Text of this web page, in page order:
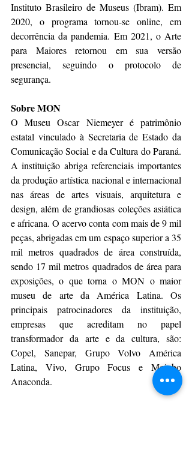
Instituto Brasileiro de Museus (Ibram). Em
2020, o programa tornou-se online, em
decorrência da pandemia. Em 2021, o Arte
para Maiores retornou em sua versão
presencial, seguindo o protocolo de
segurança.
Sobre MON
O Museu Oscar Niemeyer é patrimônio
estatal vinculado à Secretaria de Estado da
Comunicação Social e da Cultura do Paraná.
A instituição abriga referenciais importantes
da produção artística nacional e internacional
nas áreas de artes visuais, arquitetura e
design, além de grandiosas coleções asiática
e africana. O acervo conta com mais de 9 mil
peças, abrigadas em um espaço superior a 35
mil metros quadrados de área construída,
sendo 17 mil metros quadrados de área para
exposições, o que torna o MON o maior
museu de arte da América Latina. Os
principais patrocinadores da instituição,
empresas que acreditam no papel
transformador da arte e da cultura, são:
Copel, Sanepar, Grupo Volvo América
Latina, Vivo, Grupo Focus e Moinho
Anaconda.